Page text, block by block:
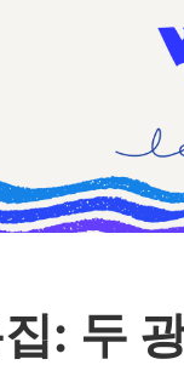
: 두